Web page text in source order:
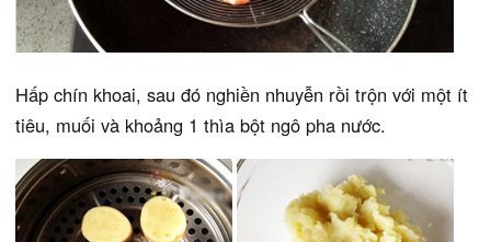
Hấp chín khoai, sau đó nghiền nhuyễn rồi trộn với một ít
tiêu, muối và khoảng 1 thìa bột ngô pha nước.